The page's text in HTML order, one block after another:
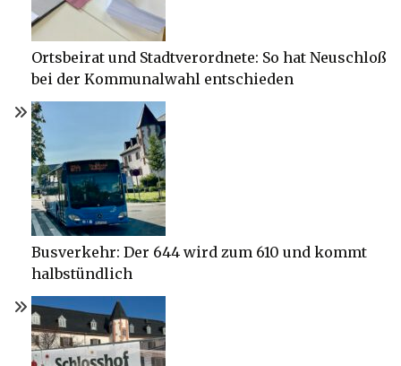
Ortsbeirat und Stadtverordnete: So hat Neuschloß
bei der Kommunalwahl entschieden
Busverkehr: Der 644 wird zum 610 und kommt
halbstündlich